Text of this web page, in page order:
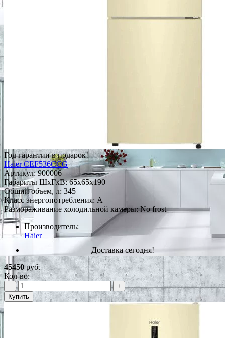
Год гарантии в подарок!
Haier CEF536CCG
Артикул:900006
Габариты ШxГxВ: 65x65x190
Общий объем, л: 345
Класс энергопотребления: А
Размораживание холодильной камеры: No frost
Производитель:
Haier
Доставка сегодня!
45450 руб.
Кол-во:
−
+
Купить